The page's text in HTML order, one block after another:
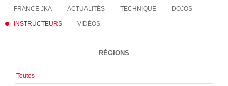
FRANCE JKA ACTUALITÉS TECHNIQUE DOJOS
INSTRUCTEURS VIDÉOS
RÉGIONS
Toutes